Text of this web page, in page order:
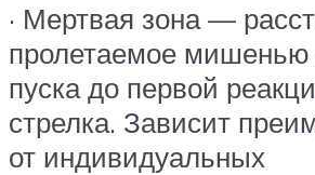
· Мертвая зона —
пролетаемое
пуска до первой
стрелка. Зависит
от индивидуальных